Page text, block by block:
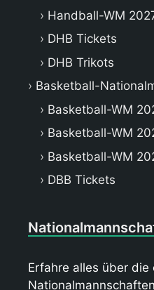
Handball-WM
DHB Tickets
DHB Trikots
Basketball-
Basketball-WM
Basketball-WM
Basketball-WM
DBB Tickets
Erfahre alles über